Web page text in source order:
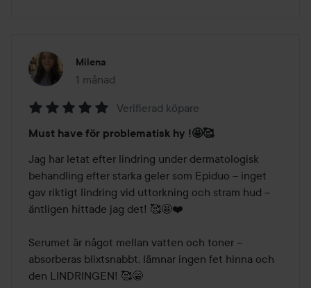
Milena
1 månad
Inlägget skapades 1 månad
5
av
5
Verifierad köpare
Must have för problematisk hy !🤩🥰
Jag har letat efter lindring under dermatologisk
behandling efter starka geler som Epiduo – inget
gav riktigt lindring vid uttorkning och stram hud –
äntligen hittade jag det! 🥰🤩❤️
Serumet är något mellan vatten och toner –
absorberas blixtsnabbt, lämnar ingen fet hinna och
den LINDRINGEN! 🥰😁